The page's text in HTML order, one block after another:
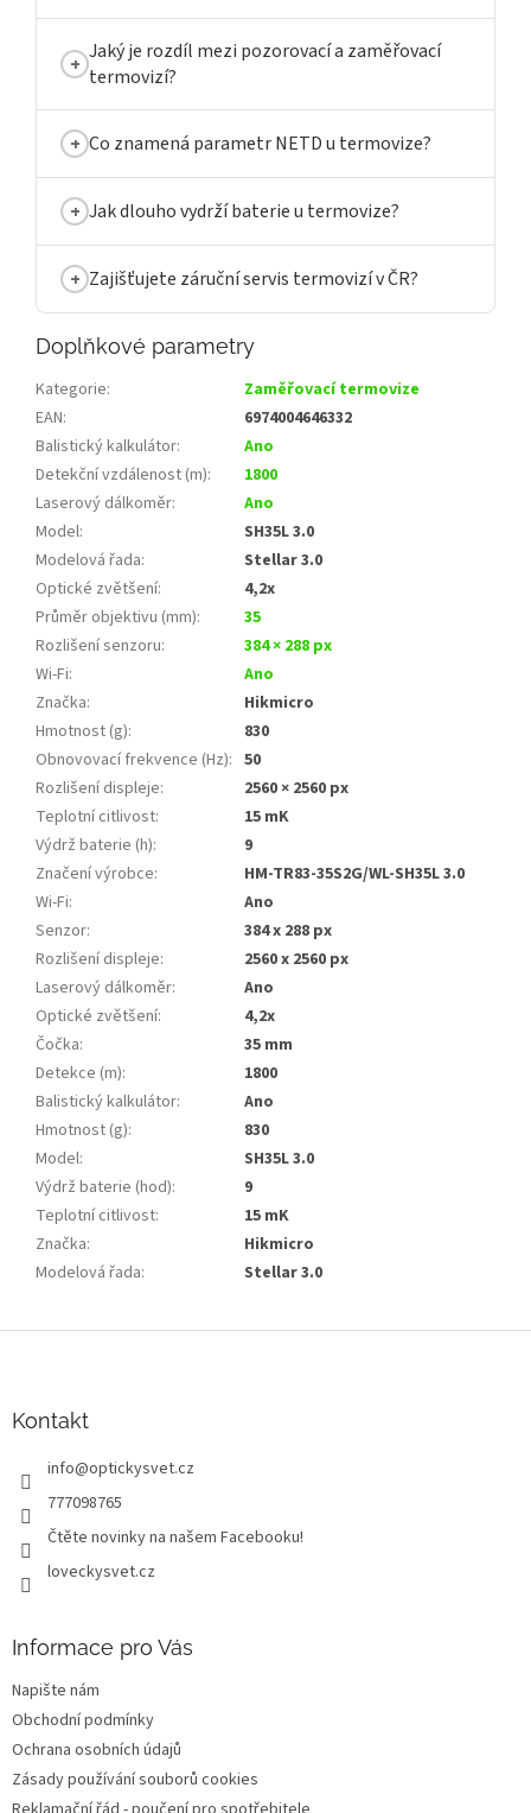
Jaký je rozdíl mezi pozorovací a zaměřovací
termovizí?
Co znamená parametr NETD u termovize?
Jak dlouho vydrží baterie u termovize?
Zajišťujete záruční servis termovizí v ČR?
Doplňkové parametry
Kategorie:
Zaměřovací termovize
EAN:
6974004646332
Balistický kalkulátor:
Ano
Detekční vzdálenost (m):
1800
Laserový dálkoměr:
Ano
Model:
SH35L 3.0
Modelová řada:
Stellar 3.0
Optické zvětšení:
4,2x
Průměr objektivu (mm):
35
Rozlišení senzoru:
384 × 288 px
Wi‑Fi:
Ano
Značka:
Hikmicro
Hmotnost (g):
830
Obnovovací frekvence (Hz): 50
Rozlišení displeje:
2560 × 2560 px
Teplotní citlivost:
15 mK
Výdrž baterie (h):
9
Značení výrobce:
HM-TR83-35S2G/WL-SH35L 3.0
Wi-Fi:
Ano
Senzor:
384 x 288 px
Rozlišení displeje:
2560 x 2560 px
Laserový dálkoměr:
Ano
Optické zvětšení:
4,2x
Čočka:
35 mm
Detekce (m):
1800
Balistický kalkulátor:
Ano
Hmotnost (g):
830
Model:
SH35L 3.0
Výdrž baterie (hod):
9
Teplotní citlivost:
15 mK
Značka:
Hikmicro
Modelová řada: Stellar 3.0
Kontakt
info@optickysvet.cz
777098765
Čtěte novinky na našem Facebooku!
loveckysvet.cz
Informace pro Vás
Napište nám
Obchodní podmínky
Ochrana osobních údajů
Zásady používání souborů cookies